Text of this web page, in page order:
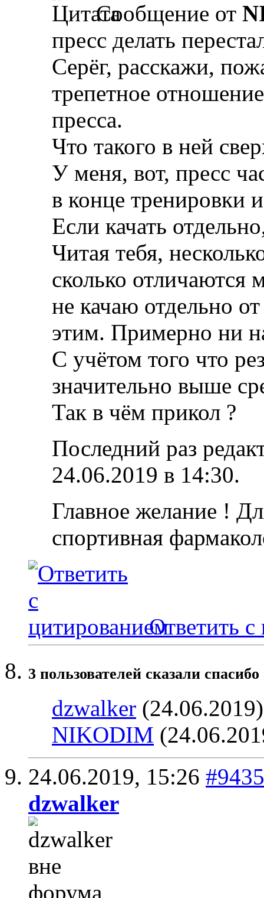
Сообщение от
пресс делать
Серёг, расскажи,
трепетное
пресса.
Что такого в ней
У меня, вот, пресс
в конце тренировки
Если качать
Читая тебя,
сколько отличаются
не качаю отдельно
этим. Примерно ни
С учётом того что
значительно выше
Так в чём прикол ?
Последний раз
24.06.2019 в 14:30.
Главное желание !
спортивная
Ответить с
3 пользователей сказали
dzwalker
NIKODIM
24.06.2019, 15:26 #9435
dzwalker